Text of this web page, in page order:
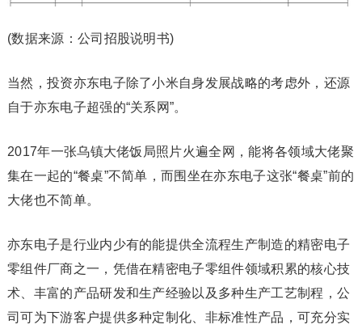
(数据来源：公司招股说明书)
当然，投资亦东电子除了小米自身发展战略的考虑外，还源
自于亦东电子超强的“关系网”。
2017年一张乌镇大佬饭局照片火遍全网，能将各领域大佬聚
集在一起的“餐桌”不简单，而围坐在亦东电子这张“餐桌”前的
大佬也不简单。
亦东电子是行业内少有的能提供全流程生产制造的精密电子
零组件厂商之一，凭借在精密电子零组件领域积累的核心技
术、丰富的产品研发和生产经验以及多种生产工艺制程，公
司可为下游客户提供多种定制化、非标准性产品，可充分实